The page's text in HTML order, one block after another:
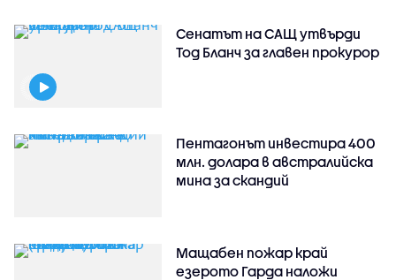
Сенатът на САЩ утвърди
Тод Бланч за главен прокурор
Пентагонът инвестира 400
млн. долара в австралийска
мина за скандий
Мащабен пожар край
езерото Гарда наложи